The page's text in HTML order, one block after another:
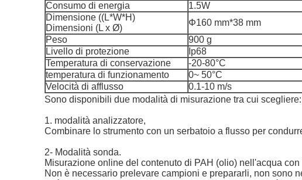
Consumo di energia
1.5W
Dimensione ((L*W*H)
Dimensioni (L x Ø)
Φ160 mm*38 mm
Peso
900 g
Livello di protezione
Ip68
Temperatura di conservazione
-20-80°C
temperatura di funzionamento
0~ 50°C
Velocità di afflusso
0.1-10 m/s
Sono disponibili due modalità di misurazione tra cui scegliere:
1. modalità analizzatore,
Combinare lo strumento con un serbatoio a flusso per
2- Modalità sonda.
Misurazione online del contenuto di PAH (olio) nell'acqua
Non è necessario prelevare campioni e prepararli, non sono